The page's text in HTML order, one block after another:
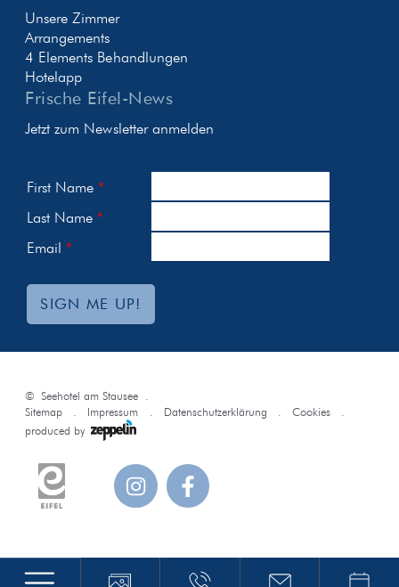
Unsere Zimmer
Arrangements
4 Elements Behandlungen
Hotelapp
Frische Eifel-News
Jetzt zum Newsletter anmelden
First Name
Last Name
Email
SIGN ME UP!
©Seehotel am Stausee
Sitemap
Impressum Datenschutzerklärung
Cookies
produced by